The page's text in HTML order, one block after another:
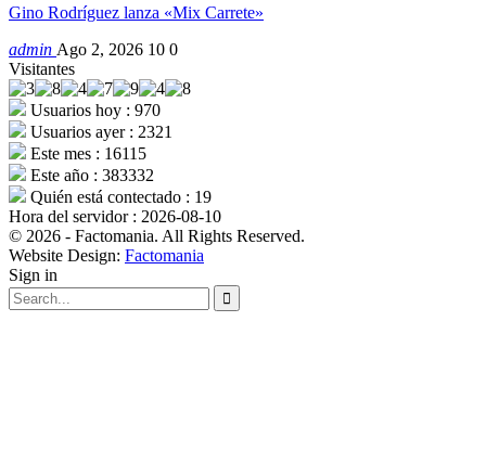
Gino Rodríguez lanza «Mix Carrete»
admin Ago 2, 2026 10 0
Visitantes
Usuarios hoy : 970
Usuarios ayer : 2321
Este mes : 16115
Este año : 383332
Quién está contectado : 19
Hora del servidor : 2026-08-10
© 2026 - Factomania. All Rights Reserved.
Website Design: Factomania
Sign in